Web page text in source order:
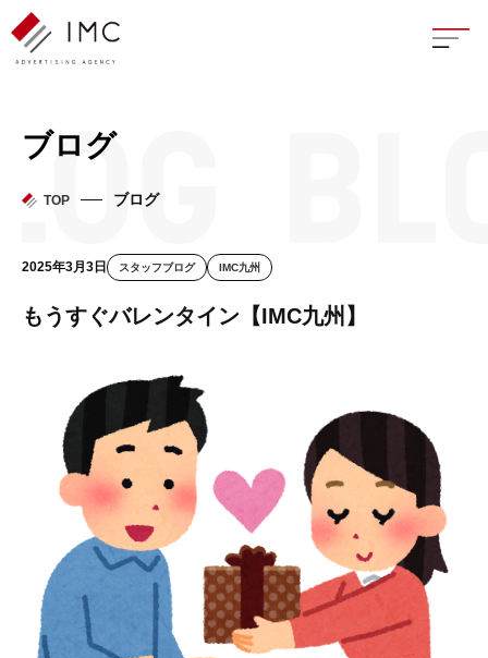
座談
ブログ
TOP ブログ
2025年3月3日 スタッフブログ IMC九州
もうすぐバレンタイン【IMC九州】